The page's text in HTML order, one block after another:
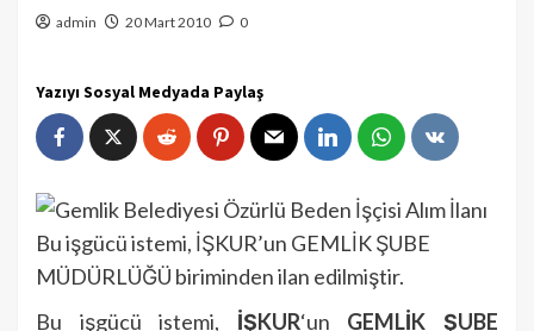
admin 20 Mart 2010 0
Yazıyı Sosyal Medyada Paylaş
Bu işgücü istemi, İŞKUR’un GEMLİK ŞUBE
MÜDÜRLÜĞÜ biriminden ilan edilmiştir.
Bu işgücü istemi, İŞKUR‘un GEMLİK ŞUBE